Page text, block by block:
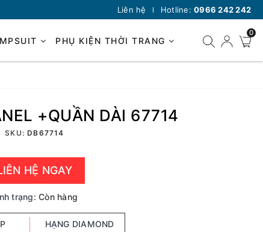
Liên hệ Hotline: 0966 242 242
PHỤ KIỆN THỜI TRANG
0
+QUẦN DÀI 67714
SKU:DB67714
HỆ NGAY
trạng: Còn hàng
HẠNG DIAMOND